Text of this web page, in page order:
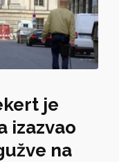
je
izazvao
na